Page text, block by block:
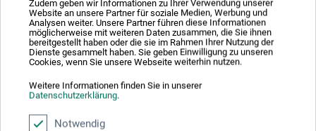
Zudem geben wir Informationen zu Ihrer Verwendung unserer
Website an unsere Partner für soziale Medien, Werbung und
Analysen weiter. Unsere Partner führen diese Informationen
möglicherweise mit weiteren Daten zusammen, die Sie ihnen
bereitgestellt haben oder die sie im Rahmen Ihrer Nutzung der
Dienste gesammelt haben. Sie geben Einwilligung zu unseren
Cookies, wenn Sie unsere Webseite weiterhin nutzen.
Weitere Informationen finden Sie in unserer
Datenschutzerklärung.
Notwendig
Bruchteil des Preises. Mein Standard-Aquarellpinsel, von
dem ich wohl auch noch alle Größen kaufen werde - und
damit auf Rotmarder bei den Größen, die dreistellige
Beträge kosten, verzichten kann.